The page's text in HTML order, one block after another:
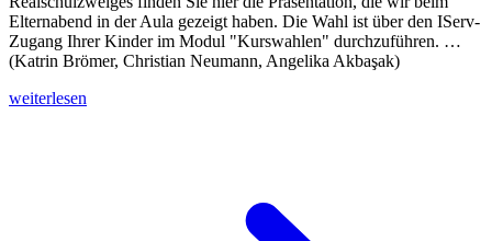
Elternabend in der Aula gezeigt haben. Die Wahl ist über den IServ-
Zugang Ihrer Kinder im Modul "Kurswahlen" durchzuführen. …
(Katrin Brömer, Christian Neumann, Angelika Akbaşak)
weiterlesen